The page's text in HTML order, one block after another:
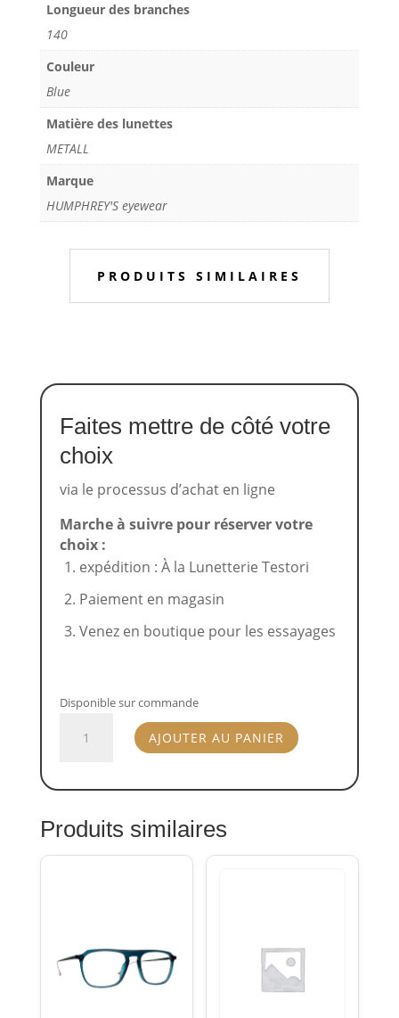
Longueur des branches
140
Couleur
Blue
Matière des lunettes
METALL
Marque
HUMPHREY'S eyewear
PRODUITS SIMILAIRES
Faites mettre de côté votre
choix
via le processus d’achat en ligne
Marche à suivre pour réserver votre
choix :
expédition : À la Lunetterie Testori
Paiement en magasin
Venez en boutique pour les essayages
Disponible sur commande
70
AJOUTER AU PANIER
Produits similaires